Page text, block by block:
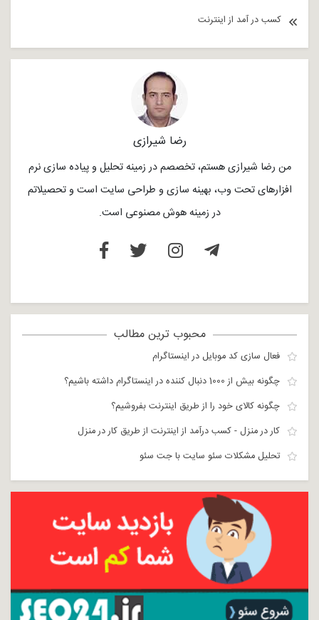
کسب در آمد از اینترنت
رضا شیرازی
من رضا شیرازی هستم، تخصصم در زمینه تحلیل و پیاده سازی نرم
افزارهای تحت وب، بهینه سازی و طراحی سایت است و تحصیلاتم
در زمینه هوش مصنوعی است.
محبوب ترین مطالب
فعال سازی کد موبایل در اینستاگرام
چگونه بیش از 1000 دنبال کننده در اینستاگرام داشته باشیم؟
چگونه کالای خود را از طریق اینترنت بفروشیم؟
کار در منزل - کسب درآمد از اینترنت از طریق کار در منزل
تحلیل مشکلات سئو سایت با جت سئو